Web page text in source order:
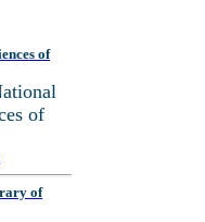
of
of
of